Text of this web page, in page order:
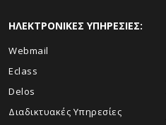
ΗΛΕΚΤΡΟΝΙΚΕΣ ΥΠΗΡΕΣΙΕΣ:
Webmail
Eclass
Delos
Διαδικτυακές Υπηρεσίες